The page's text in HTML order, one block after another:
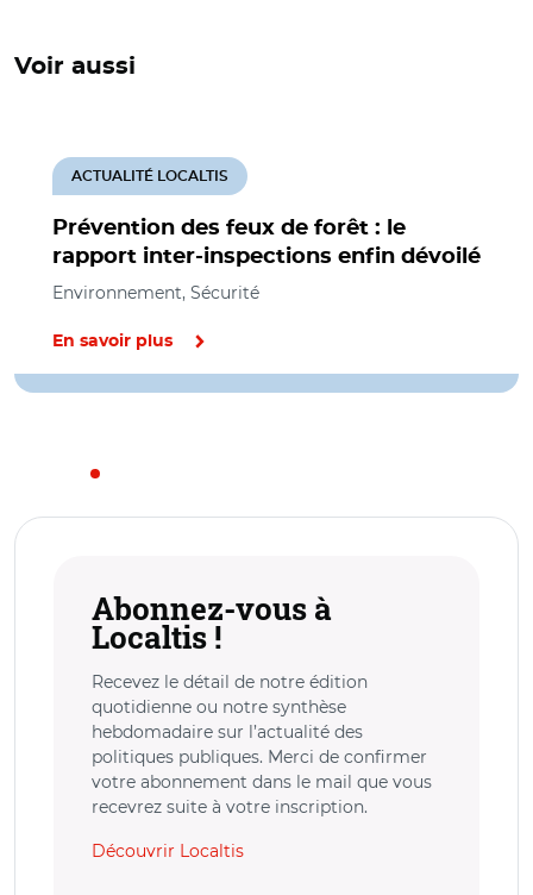
Voir aussi
Prévention des feux de forêt : le
rapport inter-inspections enfin dévoilé
ACTUALITÉ LOCALTIS
Environnement, Sécurité
En savoir plus
Abonnez-vous à
Localtis !
Recevez le détail de notre édition
quotidienne ou notre synthèse
hebdomadaire sur l’actualité des
politiques publiques. Merci de confirmer
votre abonnement dans le mail que vous
recevrez suite à votre inscription.
Découvrir Localtis